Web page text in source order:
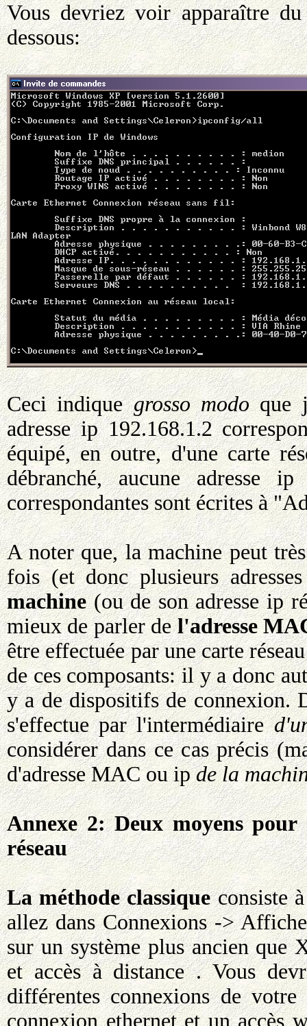
Vous devriez voir apparaître
dessous:
Ceci indiquegrosso modoque
adresse ip 192.168.1.2
équipé, en outre, d'une carte
débranché, aucune adresse
correspondantes sont écrites à
A noter que, la machine peut
fois (et donc plusieurs
machine(ou de son adresse ip
mieux de parler del'adresse
être effectuée par une carte
de ces composants: il y a donc
y a de dispositifs de connexion.
s'effectue par l'intermédiaire
considérer dans ce cas précis
d'adresse MAC ou ipde la
Annexe 2: Deux moyens
réseau
La méthode classiqueconsiste
allez dans Connexions ->
sur un système plus ancien que
et accès à distance . Vous
différentes connexions de
connexion ethernet et un